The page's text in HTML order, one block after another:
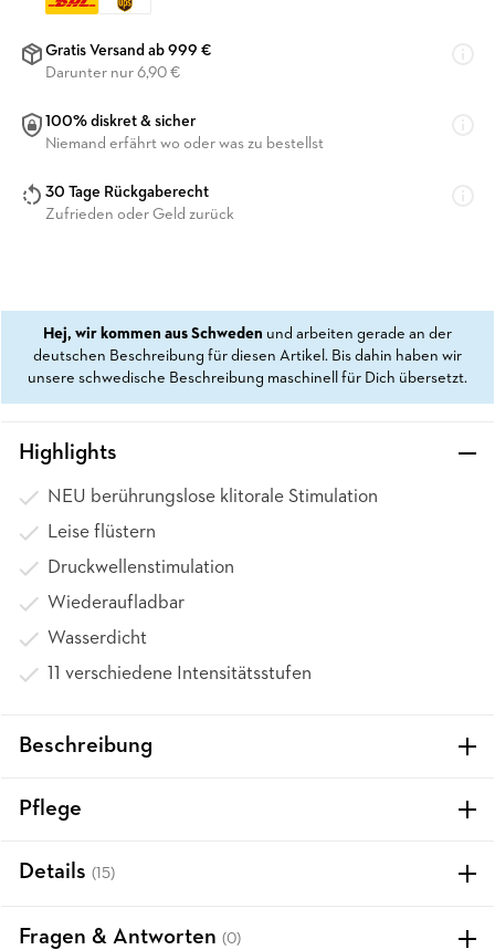
Gratis Versand ab 999 €
Darunter nur 6,90 €
100% diskret & sicher
Niemand erfährt wo oder was zu bestellst
30 Tage Rückgaberecht
Zufrieden oder Geld zurück
Hej, wir kommen aus Schweden und arbeiten gerade an der
deutschen Beschreibung für diesen Artikel. Bis dahin haben wir
unsere schwedische Beschreibung maschinell für Dich übersetzt.
Highlights
NEU berührungslose klitorale Stimulation
Leise flüstern
Druckwellenstimulation
Wiederaufladbar
Wasserdicht
11 verschiedene Intensitätsstufen
Beschreibung
Pflege
Details (15)
Fragen & Antworten (0)